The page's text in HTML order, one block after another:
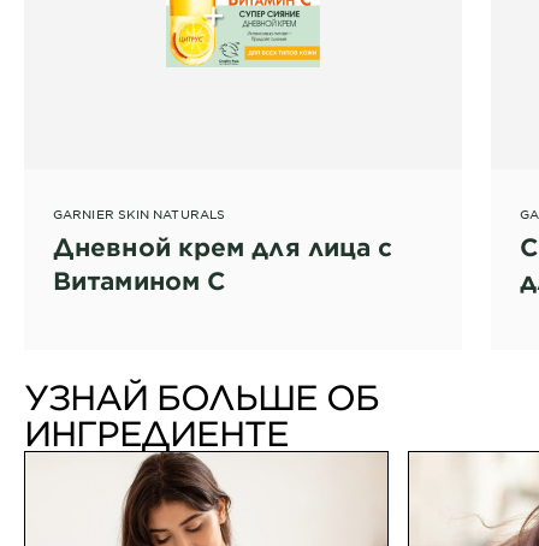
GARNIER SKIN NATURALS
Дневной крем для лица с
Витамином С
УЗНАЙ БОЛЬШЕ ОБ
ИНГРЕДИЕНТЕ